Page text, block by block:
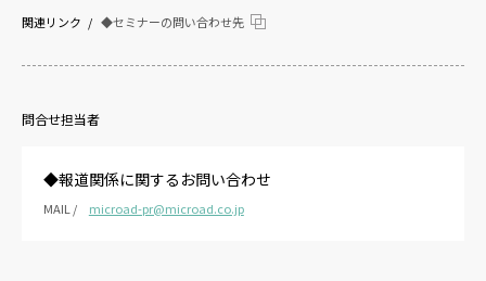
関連リンク ◆セミナーの問い合わせ先
問合せ担当者
◆報道関係に関するお問い合わせ
MAIL / microad-pr@microad.co.jp